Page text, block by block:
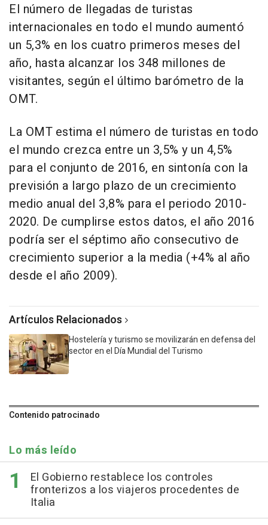
El número de llegadas de turistas
internacionales en todo el mundo aumentó
un 5,3% en los cuatro primeros meses del
año, hasta alcanzar los 348 millones de
visitantes, según el último barómetro de la
OMT.
La OMT estima el número de turistas en todo
el mundo crezca entre un 3,5% y un 4,5%
para el conjunto de 2016, en sintonía con la
previsión a largo plazo de un crecimiento
medio anual del 3,8% para el periodo 2010-
2020. De cumplirse estos datos, el año 2016
podría ser el séptimo año consecutivo de
crecimiento superior a la media (+4% al año
desde el año 2009).
Artículos Relacionados
Hostelería y turismo se movilizarán en defensa del
sector en el Día Mundial del Turismo
Contenido patrocinado
Lo más leído
El Gobierno restablece los controles
fronterizos a los viajeros procedentes de
Italia